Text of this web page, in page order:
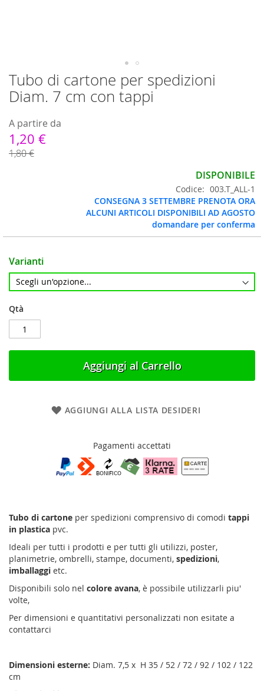
Vai
all'inizio
della
di
immagini
Tubo di cartone per spedizioni
Diam. 7 cm con tappi
A partire da
1,20 €
1,80 €
DISPONIBILE
Codice
003.T_ALL-1
CONSEGNA 3 SETTEMBRE PRENOTA ORA
ALCUNI ARTICOLI DISPONIBILI AD AGOSTO
domandare per conferma
Varianti
Qtà
Aggiungi al Carrello
AGGIUNGI ALLA LISTA DESIDERI
Pagamenti accettati
Tubo di cartone per spedizioni comprensivo di comodi tappi
in plastica pvc.
Ideali per tutti i prodotti e per tutti gli utilizzi, poster,
planimetrie, ombrelli, stampe, documenti, spedizioni,
imballaggi etc.
Disponibili solo nel colore avana, è possibile utilizzarli piu'
volte,
Per dimensioni e quantitativi personalizzati non esitate a
contattarci
Dimensioni esterne: Diam. 7,5 x H 35 / 52 / 72 / 92 / 102 / 122
cm